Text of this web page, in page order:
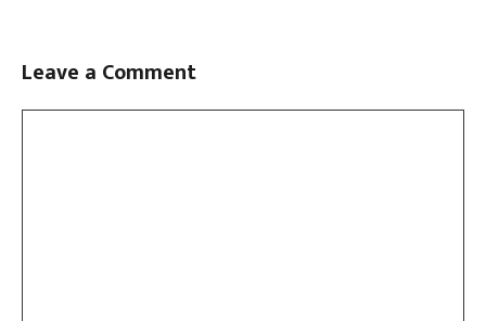
Leave a Comment